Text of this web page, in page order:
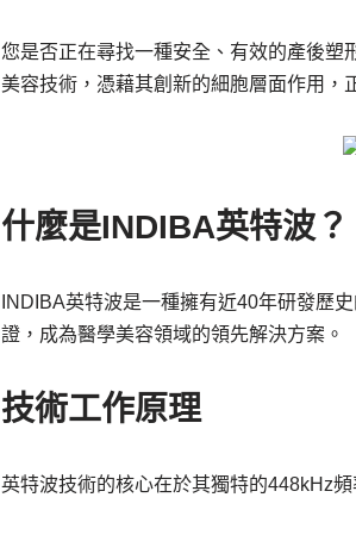
您是否正在尋找一種安全、有效的產後塑
美容技術，憑藉其創新的細胞層面作用，
什麼是INDIBA英特波？
INDIBA英特波是一種擁有近40年研發歷
證，成為醫學美容領域的領先解決方案。
技術工作原理
英特波技術的核心在於其獨特的448kHz